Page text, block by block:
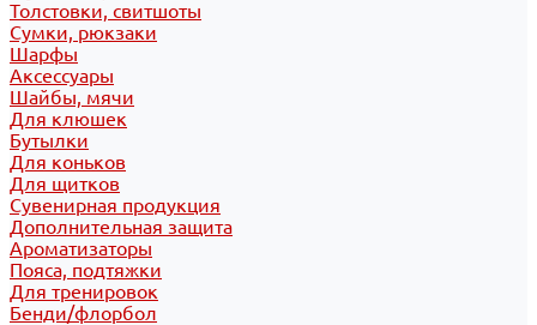
Толстовки, свитшоты
Сумки, рюкзаки
Шарфы
Аксессуары
Шайбы, мячи
Для клюшек
Бутылки
Для коньков
Для щитков
Сувенирная продукция
Дополнительная защита
Ароматизаторы
Пояса, подтяжки
Для тренировок
Бенди/флорбол